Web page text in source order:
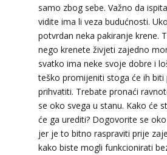
samo zbog sebe. Važno da
vidite ima li veza budućnosti.
potvrdan neka pakiranje krene.
nego krenete živjeti zajedno
svatko ima neke svoje dobre i
teško promijeniti stoga će ih biti
prihvatiti. Trebate pronaći
se oko svega u stanu. Kako će
će ga urediti? Dogovorite se
jer je to bitno raspraviti prije
kako biste mogli funkcionirati